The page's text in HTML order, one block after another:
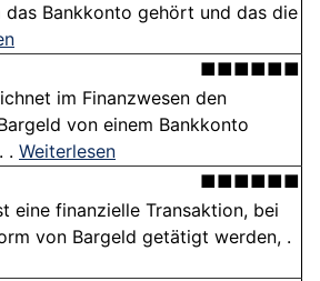
das Bankkonto gehört und das die
■■■■■■
im Finanzwesen den
von einem Bankkonto
. Weiterlesen
■■■■■■
eine finanzielle Transaktion, bei
von Bargeld getätigt werden, .